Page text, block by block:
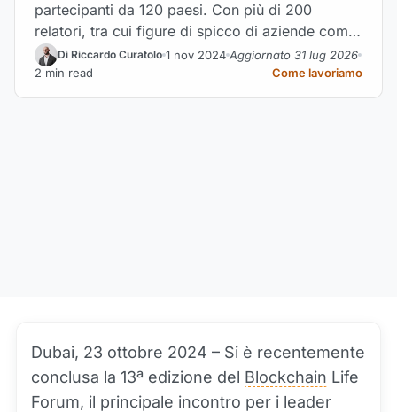
partecipanti da 120 paesi. Con più di 200
relatori, tra cui figure di spicco di aziende come
Binance e OKX, l'evento ha presentato 125 stand
delle principali aziende crypto.
Di Riccardo Curatolo 1 nov 2024 Aggiornato 31 lug 2026
2 min read
Come lavoriamo
Dubai, 23 ottobre 2024 – Si è recentemente
conclusa la 13ª edizione del Blockchain Life
Forum, il principale incontro per i leader